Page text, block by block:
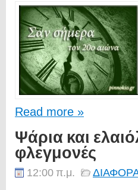
Read more »
Ψάρια και
φλεγμονές
12:00 π.μ.